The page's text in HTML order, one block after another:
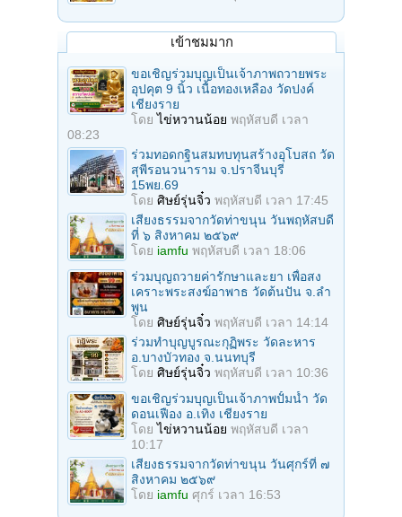
เข้าชมมาก
ขอเชิญร่วมบุญเป็นเจ้าภาพถวายพระ
อุปคุต 9 นิ้ว เนื้อทองเหลือง วัดปงค์
เชียงราย
โดยไข่หวานน้อย พฤหัสบดี เวลา
08:23
ร่วมทอดกฐินสมทบทุนสร้างอุโบสถ วัด
สุพีรอนวนาราม จ.ปราจีนบุรี
15พย.69
โดย ศิษย์รุ่นจิ๋ว พฤหัสบดี เวลา 17:45
เสียงธรรมจากวัดท่าขนุน วันพฤหัสบดี
ที่ ๖ สิงหาคม ๒๕๖๙
โดย iamfu พฤหัสบดี เวลา 18:06
ร่วมบุญถวายค่ารักษาและยา เพื่อสง
เคราะพระสงฆ์อาพาธ วัดต้นปัน จ.ลํา
พูน
โดย ศิษย์รุ่นจิ๋ว พฤหัสบดี เวลา 14:14
ร่วมทําบุญบูรณะกุฏิพระ วัดละหาร
อ.บางบัวทอง จ.นนทบุรี
โดย ศิษย์รุ่นจิ๋ว พฤหัสบดี เวลา 10:36
ขอเชิญร่วมบุญเป็นเจ้าภาพปั้มน้ำ วัด
ดอนเฟือง อ.เทิง เชียงราย
โดยไข่หวานน้อย พฤหัสบดี เวลา
10:17
เสียงธรรมจากวัดท่าขนุน วันศุกร์ที่ ๗
สิงหาคม ๒๕๖๙
โดย iamfu ศุกร์ เวลา 16:53